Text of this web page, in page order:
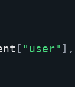
[ "user" ],